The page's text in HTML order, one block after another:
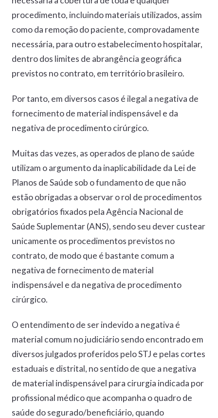
procedimento, incluindo materiais utilizados, assim
como da remoção do paciente, comprovadamente
necessária, para outro estabelecimento hospitalar,
dentro dos limites de abrangência geográfica
previstos no contrato, em território brasileiro.
Por tanto, em diversos casos é ilegal a negativa de
fornecimento de material indispensável e da
negativa de procedimento cirúrgico.
Muitas das vezes, as operados de plano de saúde
utilizam o argumento da inaplicabilidade da Lei de
Planos de Saúde sob o fundamento de que não
estão obrigadas a observar o rol de procedimentos
obrigatórios fixados pela Agência Nacional de
Saúde Suplementar (ANS), sendo seu dever custear
unicamente os procedimentos previstos no
contrato, de modo que é bastante comum a
negativa de fornecimento de material
indispensável e da negativa de procedimento
cirúrgico.
O entendimento de ser indevido a negativa é
material comum no judiciário sendo encontrado em
diversos julgados proferidos pelo STJ e pelas cortes
estaduais e distrital, no sentido de que a negativa
de material indispensável para cirurgia indicada por
profissional médico que acompanha o quadro de
saúde do segurado/beneficiário, quando